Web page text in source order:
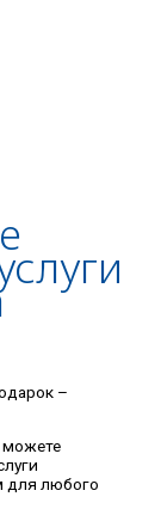
–
можете
для любого